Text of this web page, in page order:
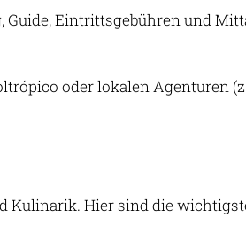
Guide, Eintrittsgebühren und
oder lokalen Agenturen
Kulinarik. Hier sind die